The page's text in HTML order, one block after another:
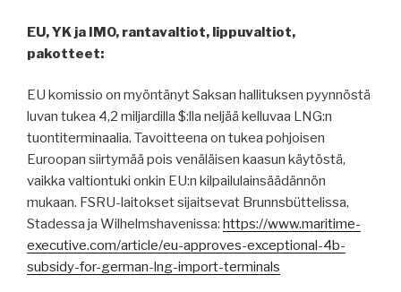
EU, YK ja IMO, rantavaltiot, lippuvaltiot,
pakotteet:
EU komissio on myöntänyt Saksan hallituksen pyynnöstä
luvan tukea 4,2 miljardilla $:lla neljää kelluvaa LNG:n
tuontiterminaalia. Tavoitteena on tukea pohjoisen
Euroopan siirtymää pois venäläisen kaasun käytöstä,
vaikka valtiontuki onkin EU:n kilpailulainsäädännön
mukaan. FSRU-laitokset sijaitsevat Brunnsbüttelissa,
Stadessa ja Wilhelmshavenissa: https://www.maritime-
executive.com/article/eu-approves-exceptional-4b-
subsidy-for-german-lng-import-terminals